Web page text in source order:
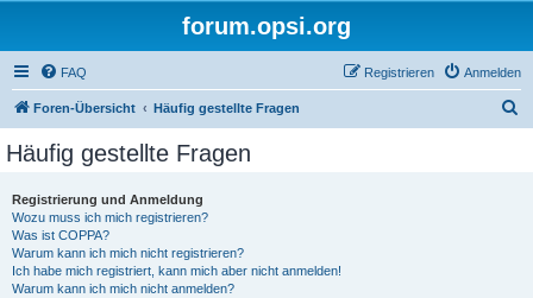
forum.opsi.org
FAQ Anmelden
Registrieren
Foren-Übersicht Häufig gestellte Fragen
Häufig gestellte Fragen
Registrierung und Anmeldung
Wozu muss ich mich registrieren?
Was ist COPPA?
Warum kann ich mich nicht registrieren?
Ich habe mich registriert, kann mich aber nicht anmelden!
Warum kann ich mich nicht anmelden?